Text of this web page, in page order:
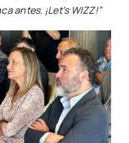
antes. ¡Let’s WIZZ!”